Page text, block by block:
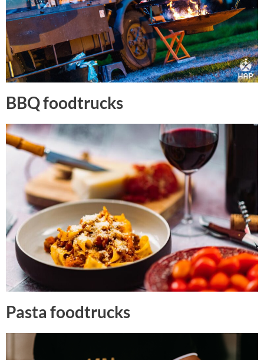
BBQ foodtrucks
Pasta foodtrucks